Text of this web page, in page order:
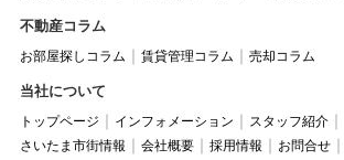
不動産コラム
お部屋探しコラム 賃貸管理コラム 売却コラム
当社について
トップページ インフォメーション スタッフ紹介
さいたま市街情報
会社概要 採用情報
お問合せ